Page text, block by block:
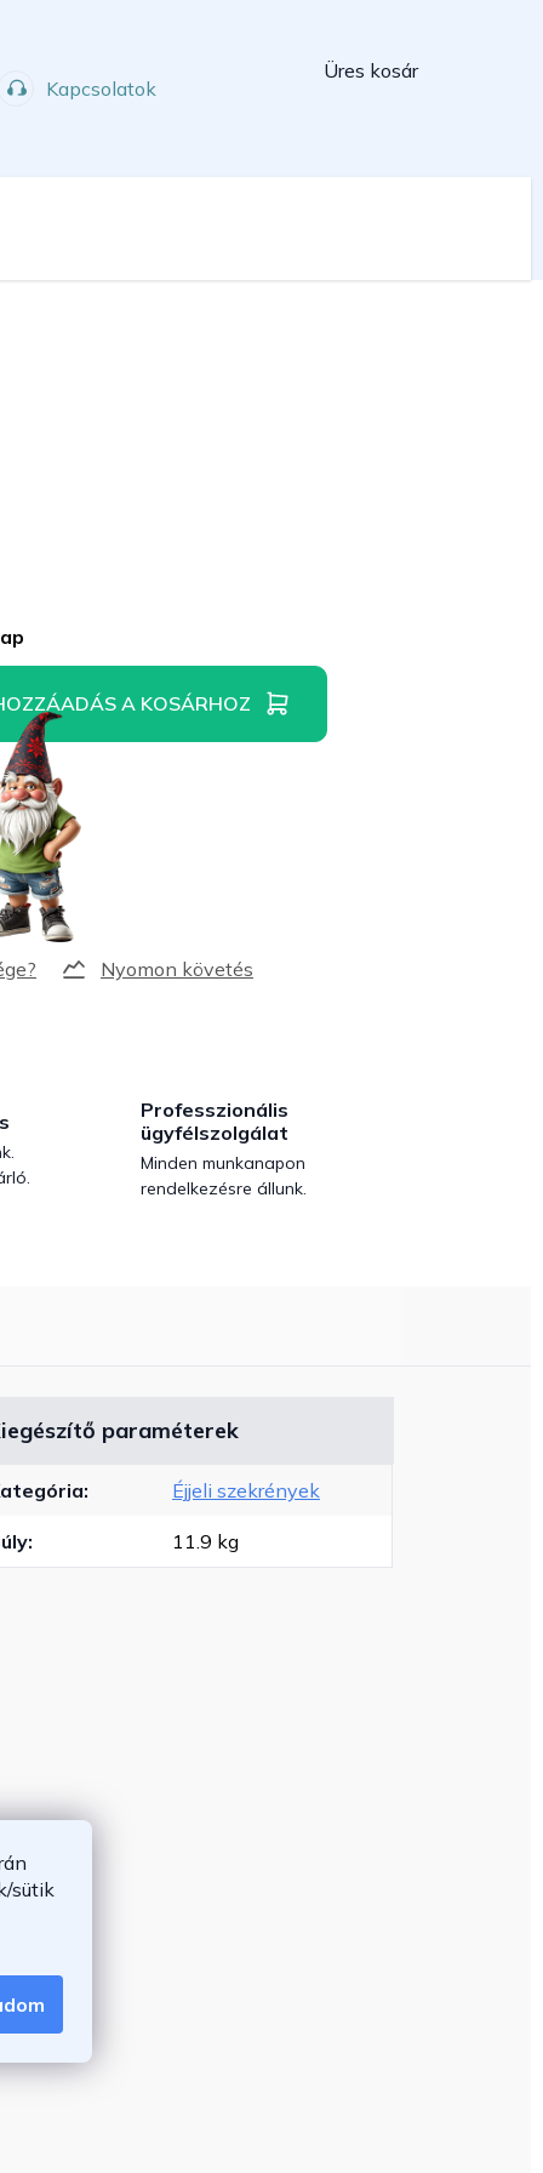
sütik
Kapcsolatok
Kosár
Üres kosár
A KOSÁRHOZ
Nyomon követés
Professzionális
ügyfélszolgálat
Minden munkanapon
rendelkezésre állunk.
paraméterek
: Éjjeli szekrények
: 11.9 kg